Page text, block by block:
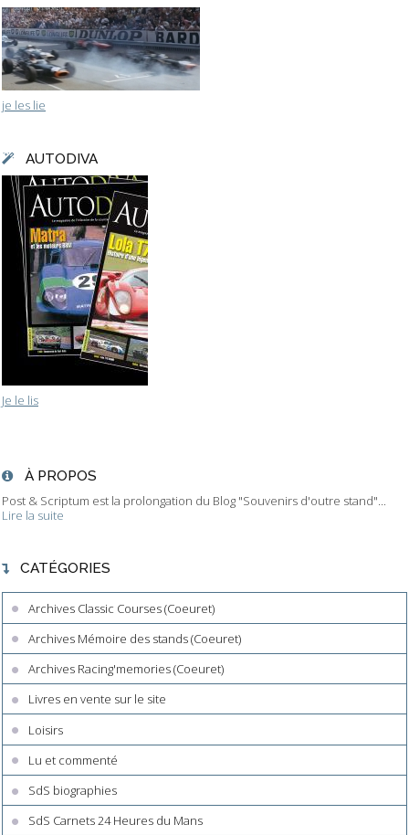
je les lie
AUTODIVA
Je le lis
À PROPOS
Post & Scriptum est la prolongation du Blog "Souvenirs d'outre stand"...
Lire la suite
CATÉGORIES
Archives Classic Courses (Coeuret)
Archives Mémoire des stands (Coeuret)
Archives Racing'memories (Coeuret)
Livres en vente sur le site
Loisirs
Lu et commenté
SdS biographies
SdS Carnets 24 Heures du Mans